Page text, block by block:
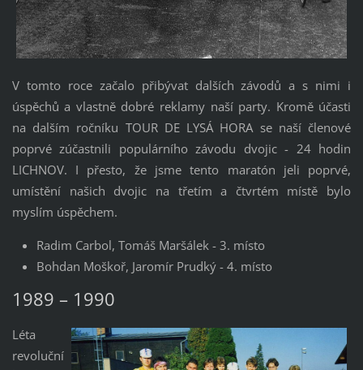
V tomto roce začalo přibývat dalších závodů a s nimi i
úspěchů a vlastně dobré reklamy naší party. Kromě účasti
na dalším ročníku TOUR DE LYSÁ HORA se naší členové
poprvé zúčastnili populárního závodu dvojic - 24 hodin
LICHNOV. I přesto, že jsme tento maratón jeli poprvé,
umístění našich dvojic na třetím a čtvrtém místě bylo
myslím úspěchem.
Radim Carbol, Tomáš Maršálek - 3. místo
Bohdan Moškoř, Jaromír Prudký - 4. místo
1989 – 1990
Léta
revoluční